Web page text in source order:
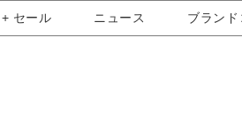
+ セール ニュース ブランド